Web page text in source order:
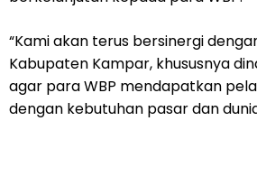
“Kami akan terus bersinergi
Kabupaten Kampar, khususnya
agar para WBP mendapatkan
dengan kebutuhan pasar dan